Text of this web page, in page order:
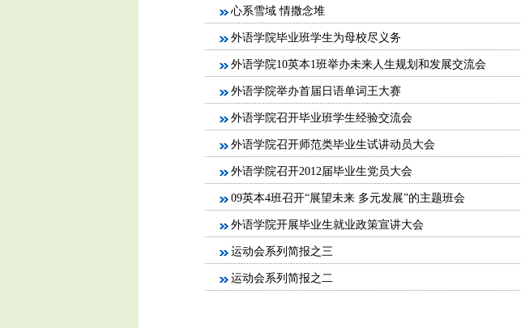
心系雪域 情撒念堆
外语学院毕业班学生为母校尽义务
外语学院10英本1班举办未来人生规划和发展交流会
外语学院举办首届日语单词王大赛
外语学院召开毕业班学生经验交流会
外语学院召开师范类毕业生试讲动员大会
外语学院召开2012届毕业生党员大会
09英本4班召开“展望未来 多元发展”的主题班会
外语学院开展毕业生就业政策宣讲大会
运动会系列简报之三
运动会系列简报之二